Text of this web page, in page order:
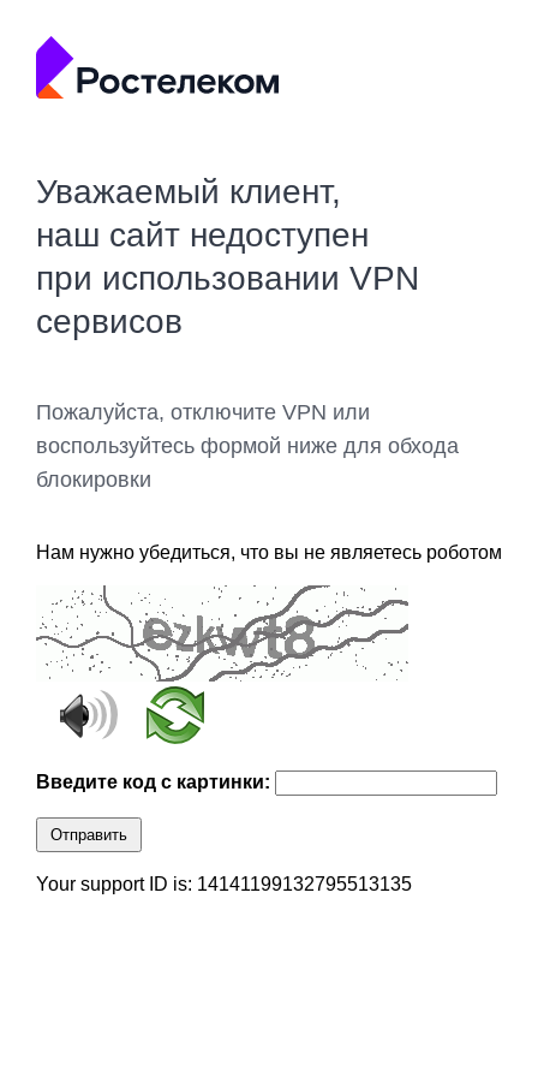
Уважаемый клиент,
наш сайт недоступен
при использовании VPN
сервисов
Пожалуйста, отключите VPN или
воспользуйтесь формой ниже для обхода
блокировки
Нам нужно убедиться, что вы не являетесь роботом
Введите код с картинки:
Отправить
Your support ID is: 14141199132795513135